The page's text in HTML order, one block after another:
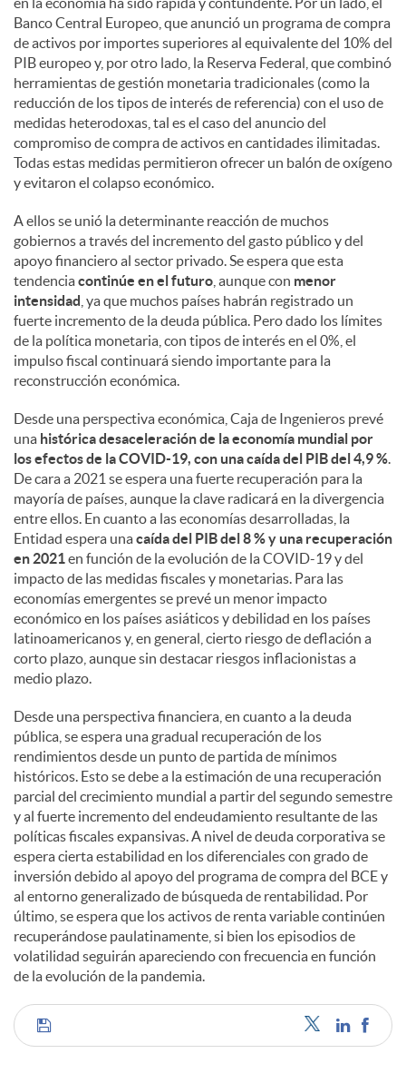
Banco Central Europeo, que anunció un programa de compra
de activos por importes superiores al equivalente del 10% del
PIB europeo y, por otro lado, la Reserva Federal, que combinó
herramientas de gestión monetaria tradicionales (como la
reducción de los tipos de interés de referencia) con el uso de
medidas heterodoxas, tal es el caso del anuncio del
compromiso de compra de activos en cantidades ilimitadas.
Todas estas medidas permitieron ofrecer un balón de oxígeno
y evitaron el colapso económico.
A ellos se unió la determinante reacción de muchos
gobiernos a través del incremento del gasto público y del
apoyo financiero al sector privado. Se espera que esta
tendenciacontinúe en el futuro , aunque con menor
intensidad , ya que muchos países habrán registrado un
fuerte incremento de la deuda pública. Pero dado los límites
de la política monetaria, con tipos de interés en el 0%, el
impulso fiscal continuará siendo importante para la
reconstrucción económica.
Desde una perspectiva económica, Caja de Ingenieros prevé
una histórica desaceleración de la economía mundial por
los efectos de la COVID-19, con una caída del PIB del 4,9 %.
De cara a 2021 se espera una fuerte recuperación para la
mayoría de países, aunque la clave radicará en la divergencia
entre ellos. En cuanto a las economías desarrolladas, la
Entidad espera unacaída del PIB del 8 % y una recuperación
en 2021en función de la evolución de la COVID-19 y del
impacto de las medidas fiscales y monetarias. Para las
economías emergentes se prevé un menor impacto
económico en los países asiáticos y debilidad en los países
latinoamericanos y, en general, cierto riesgo de deflación a
corto plazo, aunque sin destacar riesgos inflacionistas a
medio plazo.
Desde una perspectiva financiera, en cuanto a la deuda
pública, se espera una gradual recuperación de los
rendimientos desde un punto de partida de mínimos
históricos. Esto se debe a la estimación de una recuperación
parcial del crecimiento mundial a partir del segundo semestre
y al fuerte incremento del endeudamiento resultante de las
políticas fiscales expansivas. A nivel de deuda corporativa se
espera cierta estabilidad en los diferenciales con grado de
inversión debido al apoyo del programa de compra del BCE y
al entorno generalizado de búsqueda de rentabilidad. Por
último, se espera que los activos de renta variable continúen
recuperándose paulatinamente, si bien los episodios de
volatilidad seguirán apareciendo con frecuencia en función
de la evolución de la pandemia.
C